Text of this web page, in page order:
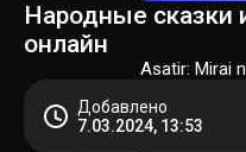
Народные сказки
онлайн
Asatir: Mirai
Добавлено
7.03.2024, 13:53